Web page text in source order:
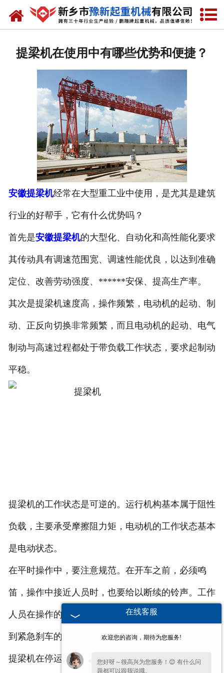
网站首页
装车现场
资质荣誉
工程案例
联系我们
提梁机在使用中有哪些优势和便捷？
安徽提梁机经常在大型重工业中使用，是尤其是建筑
行业的好帮手，它有什么优势吗？
首先是安徽提梁机的大型化、自动化和高性能化要求
其传动具有调速范围宽、调速性能优良，以达到准确
定位、改善劳动强度、******安保、提高生产率。
其次是提梁机速度高，操作频繁，电动机的起动、制
动、正反向切换非常频繁，而且电动机的起动、电气
制动与高速过程都处于带负载工作状态，要求起制动
平稳。
提梁机的工作状态是可逆的。运行机构基本属于阻性
负载，主要承受摩擦阻力矩，电动机的工作状态基本
是电动状态。
在平时操作中，要注意规范。在开车之前，必须鸣
笛，操作中接近人员时，也要给以断续的铃声。工作
人员在操作的过程中需要按照指挥信号进行，如果看
到紧急刹车的信号，需要立刻执行，以免发生意外。
提梁机在停运的时候，司机要对制动器、钢丝绳、吊
在线客服
欢迎您的咨询，期待为您服务!
您好呀～很高兴为您服务！😊 有什么问
题都可以跟我说哦。